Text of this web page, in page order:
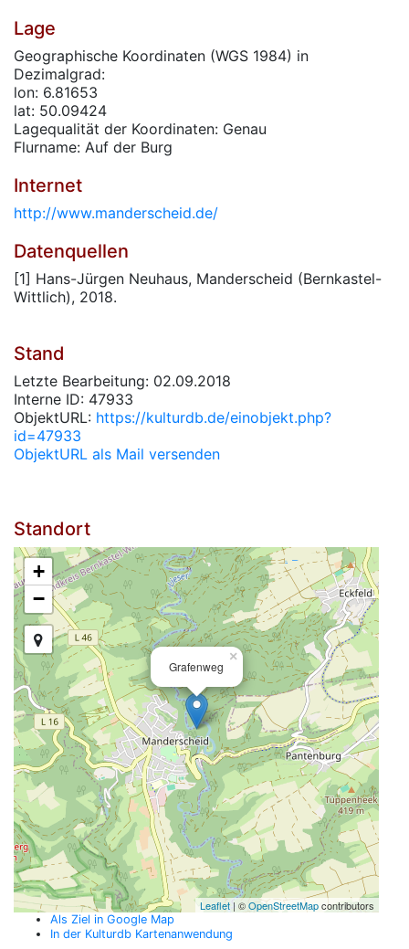
Lage
Geographische Koordinaten (WGS 1984) in
Dezimalgrad:
lon: 6.81653
lat: 50.09424
Lagequalität der Koordinaten: Genau
Flurname: Auf der Burg
Internet
http://www.manderscheid.de/
Datenquellen
[1] Hans-Jürgen Neuhaus, Manderscheid (Bernkastel-
Wittlich), 2018.
Stand
Letzte Bearbeitung: 02.09.2018
Interne ID: 47933
ObjektURL: https://kulturdb.de/einobjekt.php?
id=47933
ObjektURL als Mail versenden
Standort
Grafenweg
×
+
−
Leaflet | ©OpenStreetMapcontributors
Als Ziel in Google Map
In der Kulturdb Kartenanwendung